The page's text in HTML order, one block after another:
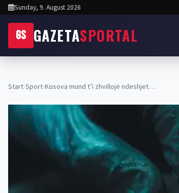
Sunday, 9. August 2026
GS GAZETASPORTAL
Start›Sport›Kosova mund t’i zhvillojë ndeshjet…